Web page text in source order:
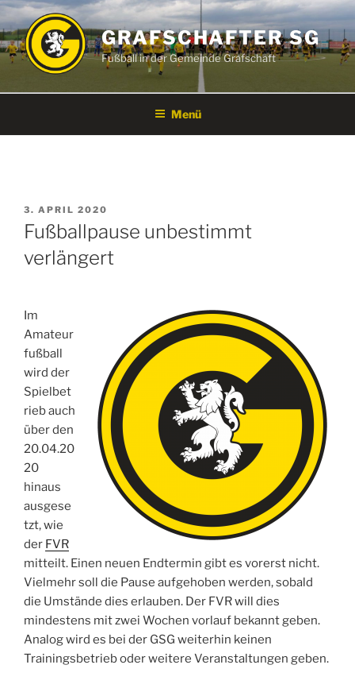
Zum
Inhalt
springen
GRAFSCHAFTER SG
Fußball in der Gemeinde Grafschaft
Menü
VERÖFFENTLICHT
AM
3. APRIL 2020
Fußballpause unbestimmt
verlängert
Im
Amateur
fußball
wird der
Spielbet
rieb auch
über den
20.04.20
20
hinaus
ausgese
tzt, wie
der FVR
mitteilt. Einen neuen Endtermin gibt es vorerst nicht.
Vielmehr soll die Pause aufgehoben werden, sobald
die Umstände dies erlauben. Der FVR will dies
mindestens mit zwei Wochen vorlauf bekannt geben.
Analog wird es bei der GSG weiterhin keinen
Trainingsbetrieb oder weitere Veranstaltungen geben.